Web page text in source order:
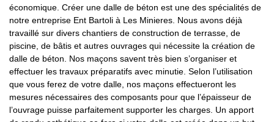
économique. Créer une dalle de béton est une des spécialités de
notre entreprise Ent Bartoli à Les Minieres. Nous avons déjà
travaillé sur divers chantiers de construction de terrasse, de
piscine, de bâtis et autres ouvrages qui nécessite la création de
dalle de béton. Nos maçons savent très bien s’organiser et
effectuer les travaux préparatifs avec minutie. Selon l’utilisation
que vous ferez de votre dalle, nos maçons effectueront les
mesures nécessaires des composants pour que l’épaisseur de
l’ouvrage puisse parfaitement supporter les charges. Un apport